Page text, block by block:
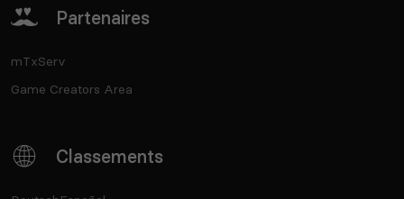
Partenaires
mTxServ
Game Creators Area
Classements